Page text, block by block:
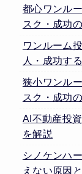
都心ワンル
スク・成功
ワンルーム
人・成功す
狭小ワンル
スク・成功
AI不動産投
を解説
シノケンハ
えない原因